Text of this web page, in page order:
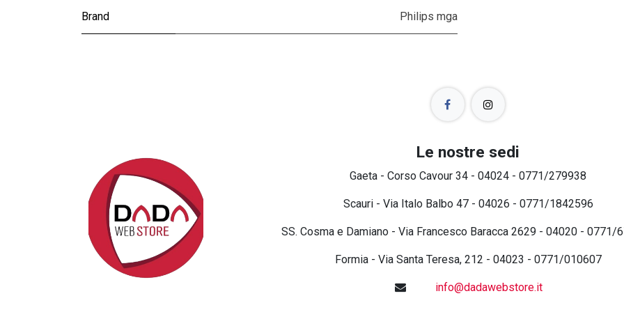
Brand Philips mga
Le nostre sedi
Gaeta - Corso Cavour 34 - 04024 - 0771/279938
Scauri - Via Italo Balbo 47 - 04026 - 0771/1842596
SS. Cosma e Damiano - Via Francesco Baracca 2629 - 04020 - 0771/
Formia - Via Santa Teresa, 212 - 04023 - 0771/010607
info@dadawebstore.it